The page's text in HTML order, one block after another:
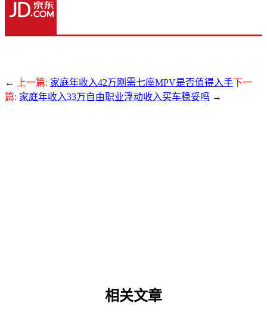
← 上一篇: 家庭年收入42万刚需七座MPV是否值得入手下一
篇: 家庭年收入33万自由职业浮动收入买车稳妥吗 →
相关文章